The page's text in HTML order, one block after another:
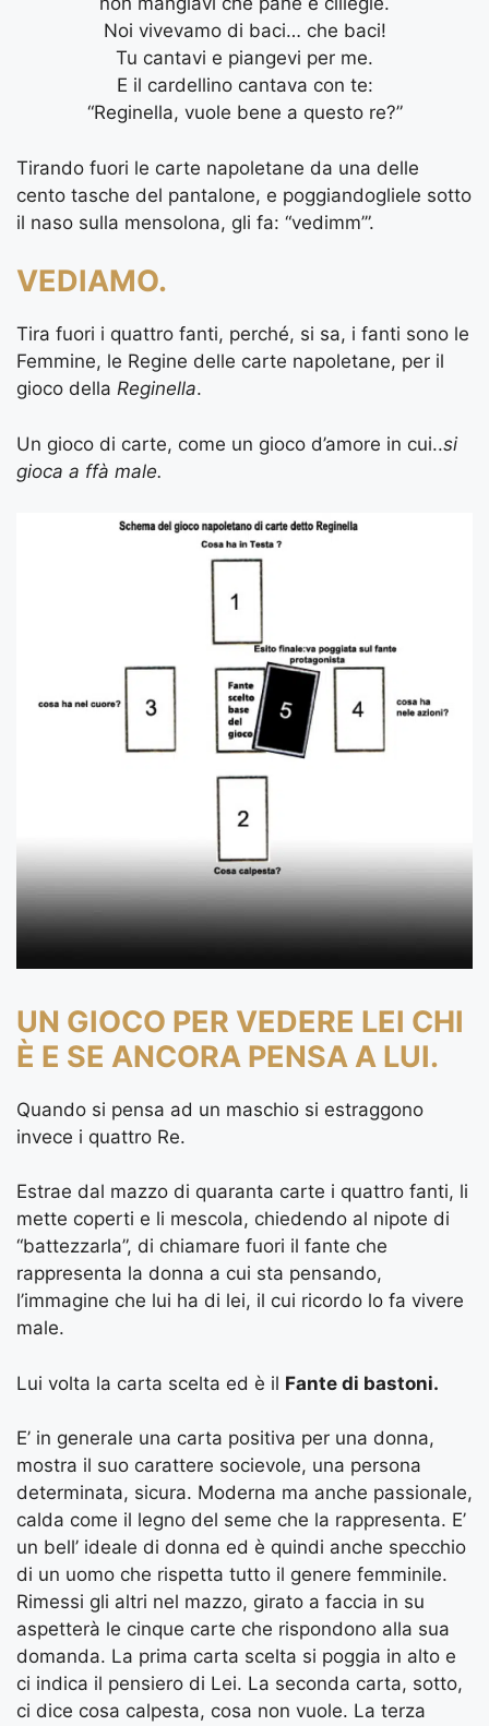
Noi vivevamo di baci… che baci!
Tu cantavi e piangevi per me.
E il cardellino cantava con te:
“Reginella, vuole bene a questo re?”
Tirando fuori le carte napoletane da una delle
cento tasche del pantalone, e poggiandogliele sotto
il naso sulla mensolona, gli fa: “vedimm’”.
VEDIAMO.
Tira fuori i quattro fanti, perché, si sa, i fanti sono le
Femmine, le Regine delle carte napoletane, per il
gioco della Reginella.
Un gioco di carte, come un gioco d’amore in cui..si
gioca a ffà male.
UN GIOCO PER VEDERE LEI CHI
È E SE ANCORA PENSA A LUI.
Quando si pensa ad un maschio si estraggono
invece i quattro Re.
Estrae dal mazzo di quaranta carte i quattro fanti, li
mette coperti e li mescola, chiedendo al nipote di
“battezzarla”, di chiamare fuori il fante che
rappresenta la donna a cui sta pensando,
l’immagine che lui ha di lei, il cui ricordo lo fa vivere
male.
Lui volta la carta scelta ed è il Fante di bastoni.
E’ in generale una carta positiva per una donna,
mostra il suo carattere socievole, una persona
determinata, sicura. Moderna ma anche passionale,
calda come il legno del seme che la rappresenta. E’
un bell’ ideale di donna ed è quindi anche specchio
di un uomo che rispetta tutto il genere femminile.
Rimessi gli altri nel mazzo, girato a faccia in su
aspetterà le cinque carte che rispondono alla sua
domanda. La prima carta scelta si poggia in alto e
ci indica il pensiero di Lei. La seconda carta, sotto,
ci dice cosa calpesta, cosa non vuole. La terza